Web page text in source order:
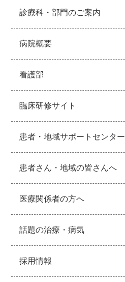
診療科・部門のご案内
病院概要
看護部
臨床研修サイト
患者・地域サポートセンター
患者さん・地域の皆さんへ
医療関係者の方へ
話題の治療・病気
採用情報